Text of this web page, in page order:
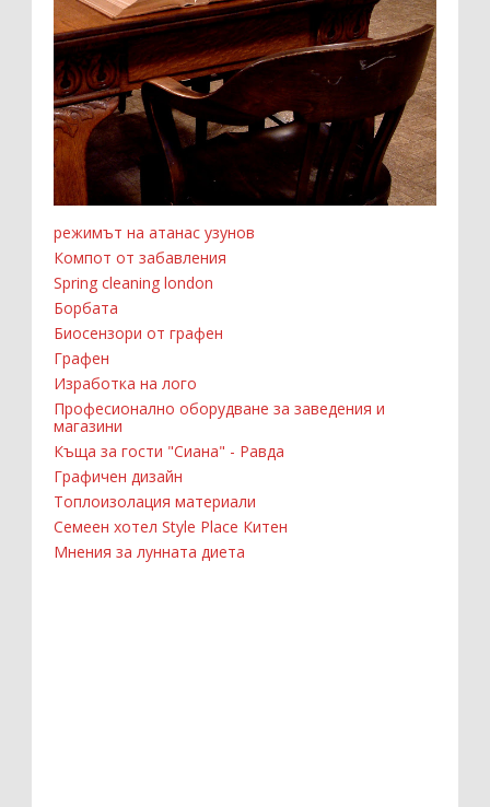
режимът на атанас узунов
Компот от забавления
Spring cleaning london
Борбата
Биосензори от графен
Графен
Изработка на лого
Професионално оборудване за заведения и
магазини
Къща за гости "Сиана" - Равда
Графичен дизайн
Топлоизолация материали
Семеен хотел Style Place Китен
Мнения за лунната диета